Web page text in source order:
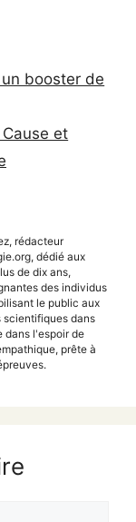
booster de
et
rédacteur
dédié aux
de dix ans,
des individus
le public aux
scientifiques dans
dans l'espoir de
prête à